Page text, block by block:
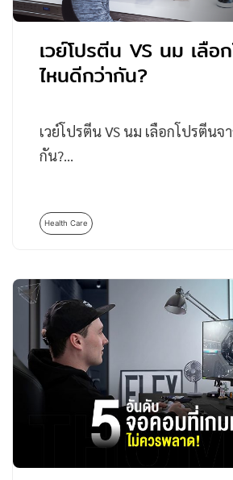
เวย์โปรตีน VS นม เลือ
ไหนดีกว่ากัน?
เวย์โปรตีน VS นม เลือกโปรตีนจ
กัน?…
Health Care